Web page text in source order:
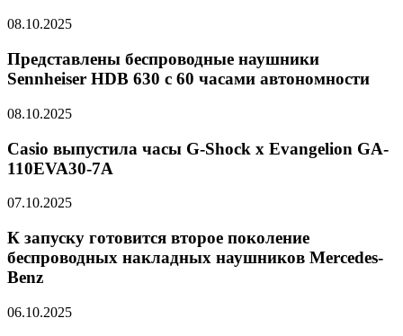
08.10.2025
Представлены беспроводные наушники
Sennheiser HDB 630 с 60 часами автономности
08.10.2025
Casio выпустила часы G-Shock x Evangelion GA-
110EVA30-7A
07.10.2025
К запуску готовится второе поколение
беспроводных накладных наушников Mercedes-
Benz
06.10.2025